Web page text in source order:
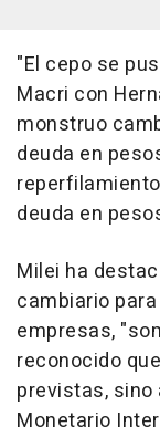
"El cepo se
Macri con
monstruo
deuda en
deuda en
Milei ha
cambiario
empresas,
reconocido
previstas, sino
Monetario